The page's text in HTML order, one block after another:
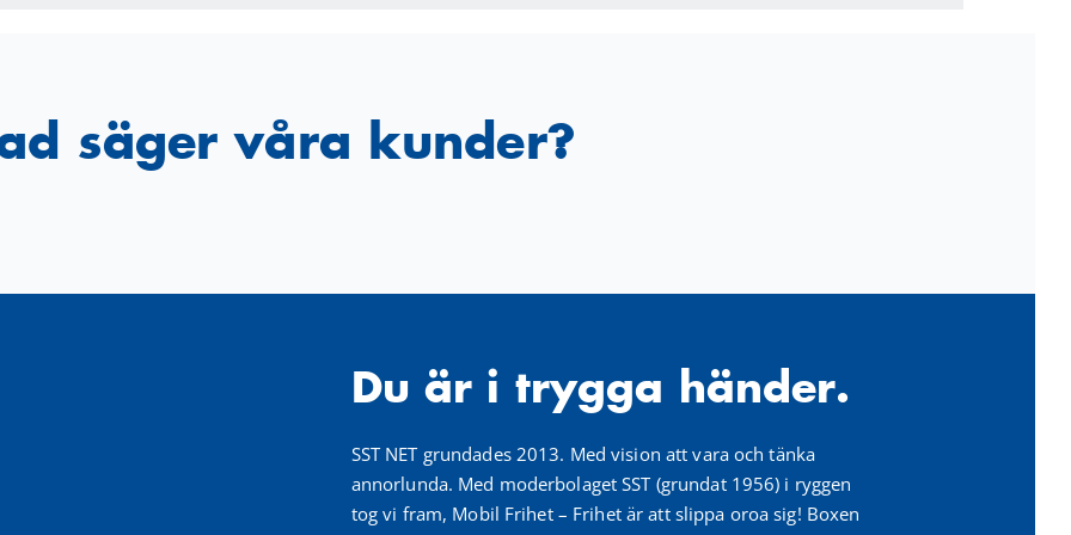
säger våra kunder?
Du är i trygga händer.
SST NET grundades 2013. Med vision att vara och tänka
annorlunda. Med moderbolaget SST (grundat 1956) i ryggen
tog vi fram, Mobil Frihet – Frihet är att slippa oroa sig! Boxen